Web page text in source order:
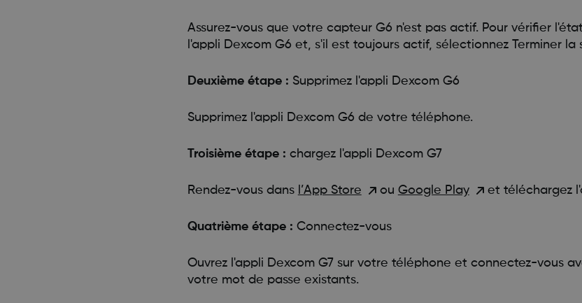
Assurez-vous que votre capteur G6 n'est pas actif. Pour vérifier
l'appli Dexcom G6 et, s'il est toujours actif, sélectionnez Terminer la
Deuxième étape : Supprimez l'appli Dexcom G6
Supprimez l'appli Dexcom G6 de votre téléphone.
Troisième étape : chargez l'appli Dexcom G7
Rendez-vous dans l’App Store ou Google Play et téléchargez
Quatrième étape : Connectez-vous
Ouvrez l'appli Dexcom G7 sur votre téléphone et connectez-vous
votre mot de passe existants.